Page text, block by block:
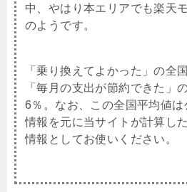
中、やはり本エリアでも楽天
のようです。
「乗り換えてよかった」の全
「毎月の支出が節約できた」
6％。なお、この全国平均値
情報を元に当サイトが計算し
情報としてお使いください。